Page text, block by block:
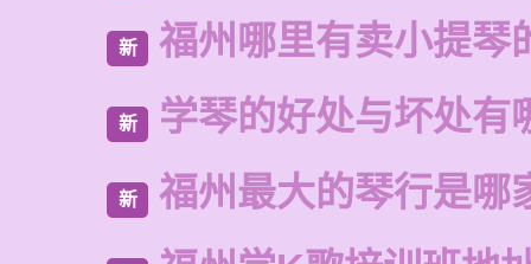
新 福州哪里有卖小提琴
新 学琴的好处与坏处有
新 福州最大的琴行是哪